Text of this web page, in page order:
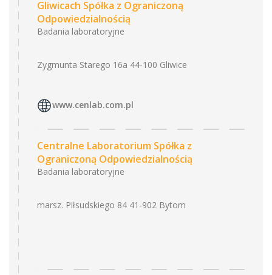
Gliwicach Spółka z Ograniczoną
Odpowiedzialnością
Badania laboratoryjne
Zygmunta Starego 16a 44-100 Gliwice
www.cenlab.com.pl
Centralne Laboratorium Spółka z
Ograniczoną Odpowiedzialnością
Badania laboratoryjne
marsz. Piłsudskiego 84 41-902 Bytom